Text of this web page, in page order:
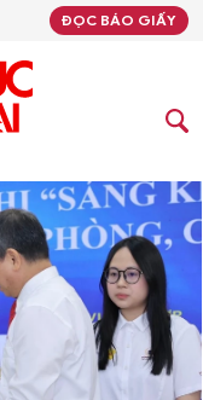
ĐỌC BÁO GIẤY